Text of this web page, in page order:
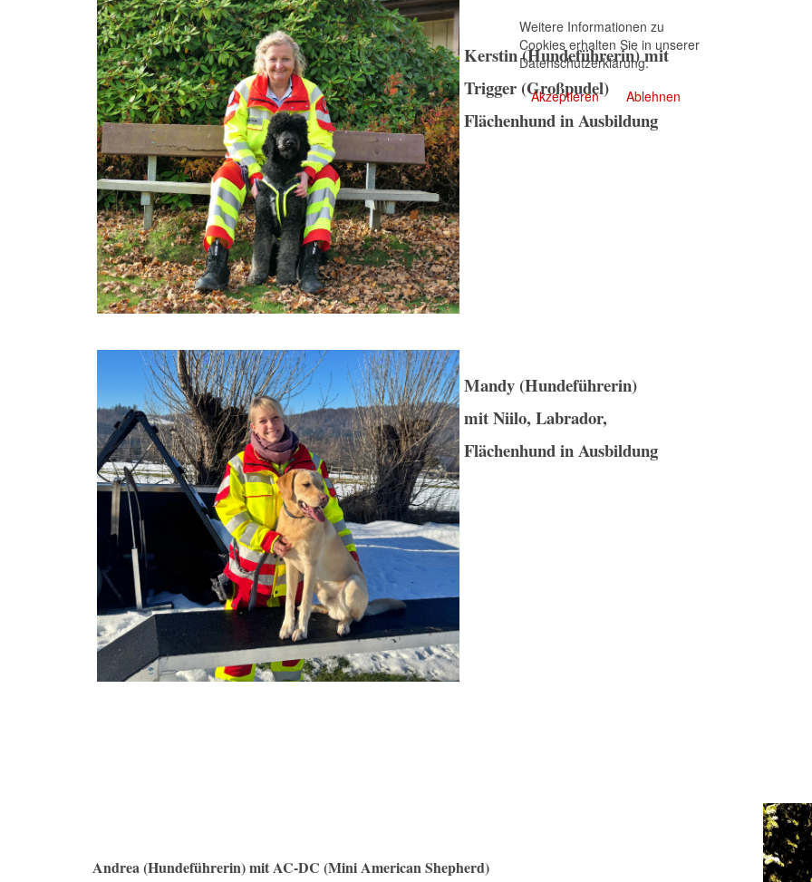
Kerstin (Hundeführerin) mit
Trigger (Großpudel)
Flächenhund in Ausbildung
Mandy (Hundeführerin)
mit Niilo, Labrador,
Flächenhund in Ausbildung
Andrea (Hundeführerin) mit AC-DC (Mini American Shepherd)
Weitere Informationen zu
Cookies erhalten Sie in unserer
Datenschutzerklärung.
Akzeptieren
Ablehnen